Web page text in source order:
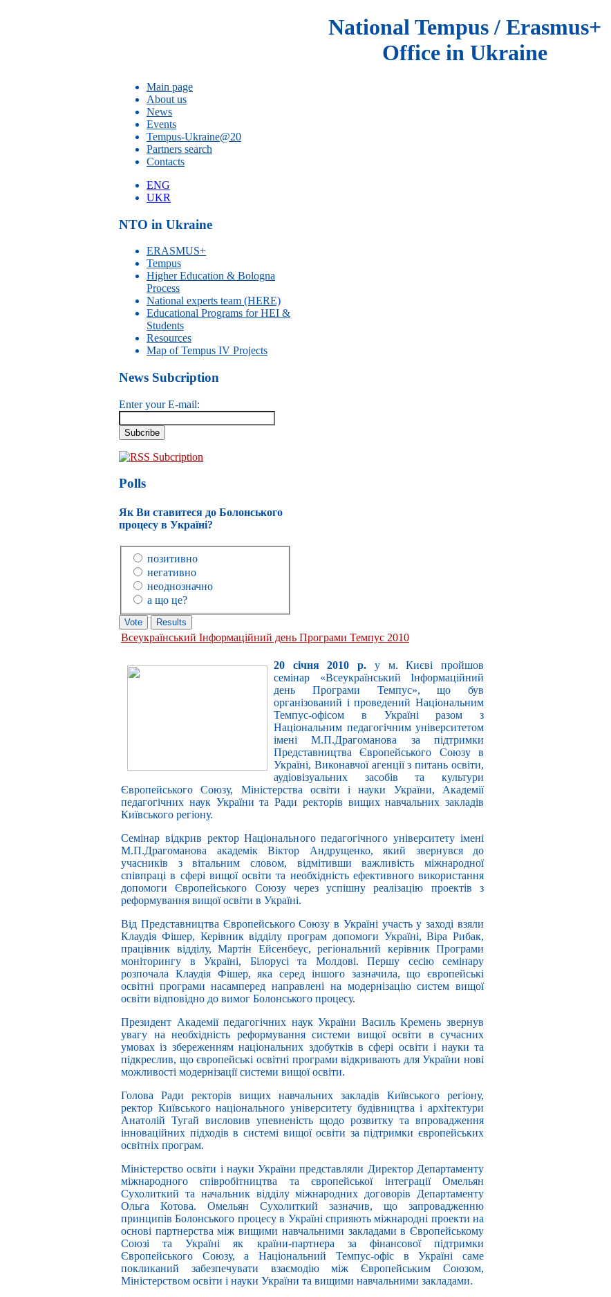
National Tempus / Erasmus+
Office in Ukraine
Main page
About us
News
Events
Tempus-Ukraine@20
Partners search
Contacts
ENG
UKR
NTO in Ukraine
ERASMUS+
Tempus
Higher Education & Bologna
Process
National experts team (HERE)
Educational Programs for HEI &
Students
Resources
Map of Tempus IV Projects
News Subcription
Enter your E-mail:
RSS Subcription
Polls
Як Ви ставитеся до Болонського
процесу в Україні?
позитивно
негативно
неоднозначно
а що це?
Всеукраїнський Інформаційний день Програми Темпус 2010
20 січня 2010 р. у м. Києві пройшов
семінар «Всеукраїнський Інформаційний
день Програми Темпус», що був
організований і проведений Національним
Темпус-офісом в Україні разом з
Національним педагогічним університетом
імені М.П.Драгоманова за підтримки
Представництва Європейського Союзу в
Україні, Виконавчої агенції з питань освіти,
аудіовізуальних засобів та культури
Європейського Союзу, Міністерства освіти і науки України, Академії
педагогічних наук України та Ради ректорів вищих навчальних закладів
Київського регіону.
Семінар відкрив ректор Національного педагогічного університету імені
М.П.Драгоманова академік Віктор Андрущенко, який звернувся до
учасників з вітальним словом, відмітивши важливість міжнародної
співпраці в сфері вищої освіти та необхідність ефективного використання
допомоги Європейського Союзу через успішну реалізацію проектів з
реформування вищої освіти в Україні.
Від Представництва Європейського Союзу в Україні участь у заході взяли
Клаудія Фішер, Керівник відділу програм допомоги Україні, Віра Рибак,
працівник відділу, Мартін Ейсенбеус, регіональний керівник Програми
моніторингу в Україні, Білорусі та Молдові. Першу сесію семінару
розпочала Клаудія Фішер, яка серед іншого зазначила, що європейські
освітні програми насамперед направлені на модернізацію систем вищої
освіти відповідно до вимог Болонського процесу.
Президент Академії педагогічних наук України Василь Кремень звернув
увагу на необхідність реформування системи вищої освіти в сучасних
умовах із збереженням національних здобутків в сфері освіти і науки та
підкреслив, що європейські освітні програми відкривають для України нові
можливості модернізації системи вищої освіти.
Голова Ради ректорів вищих навчальних закладів Київського регіону,
ректор Київського національного університету будівництва і архітектури
Анатолій Тугай висловив упевненість щодо розвитку та впровадження
інноваційних підходів в системі вищої освіти за підтримки європейських
освітніх програм.
Міністерство освіти і науки України представляли Директор Департаменту
міжнародного співробітництва та європейської інтеграції Омельян
Сухолиткий та начальник відділу міжнародних договорів Департаменту
Ольга Котова. Омельян Сухолиткий зазначив, що запровадженню
принципів Болонського процесу в Україні сприяють міжнародні проекти на
основі партнерства між вищими навчальними закладами в Європейському
Союзі та Україні як країни-партнера за фінансової підтримки
Європейського Союзу, а Національний Темпус-офіс в Україні саме
покликаний забезпечувати взаємодію між Європейським Союзом,
Міністерством освіти і науки України та вищими навчальними закладами.